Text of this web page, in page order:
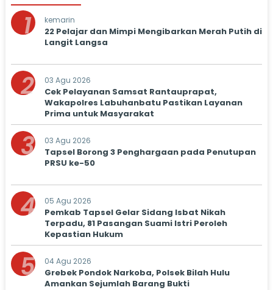
1 kemarin
22 Pelajar dan Mimpi Mengibarkan Merah Putih di
Langit Langsa
2 03 Agu 2026
Cek Pelayanan Samsat Rantauprapat,
Wakapolres Labuhanbatu Pastikan Layanan
Prima untuk Masyarakat
3 03 Agu 2026
Tapsel Borong 3 Penghargaan pada Penutupan
PRSU ke-50
4 05 Agu 2026
Pemkab Tapsel Gelar Sidang Isbat Nikah
Terpadu, 81 Pasangan Suami Istri Peroleh
Kepastian Hukum
5 04 Agu 2026
Grebek Pondok Narkoba, Polsek Bilah Hulu
Amankan Sejumlah Barang Bukti